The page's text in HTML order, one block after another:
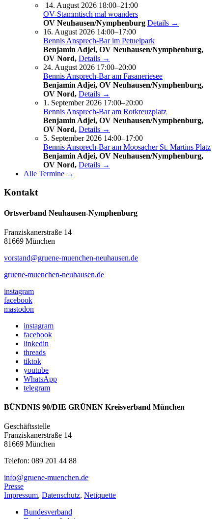
14. August 2026 18:00–21:00
OV-Stammtisch mal woanders
OV Neuhausen/Nymphenburg Details →
16. August 2026 14:00–17:00
Bennis Ansprech-Bar im Petuelpark
Benjamin Adjei, OV Neuhausen/Nymphenburg,
OV Nord, Details →
24. August 2026 17:00–20:00
Bennis Ansprech-Bar am Fasaneriesee
Benjamin Adjei, OV Neuhausen/Nymphenburg,
OV Nord, Details →
1. September 2026 17:00–20:00
Bennis Ansprech-Bar am Rotkreuzplatz
Benjamin Adjei, OV Neuhausen/Nymphenburg,
OV Nord, Details →
5. September 2026 14:00–17:00
Bennis Ansprech-Bar am Moosacher St. Martins Platz
Benjamin Adjei, OV Neuhausen/Nymphenburg,
OV Nord, Details →
Alle Termine →
Kontakt
Ortsverband Neuhausen-Nymphenburg
Franziskanerstraße 14
81669 München
vorstand@gruene-muenchen-neuhausen.de
gruene-muenchen-neuhausen.de
instagram
facebook
mastodon
instagram
facebook
linkedin
threads
tiktok
youtube
WhatsApp
telegram
BÜNDNIS 90/DIE GRÜNEN Kreisverband München
Geschäftsstelle
Franziskanerstraße 14
81669 München
Telefon: 089 201 44 88
info@gruene-muenchen.de
Presse
Impressum, Datenschutz, Netiquette
Bundesverband